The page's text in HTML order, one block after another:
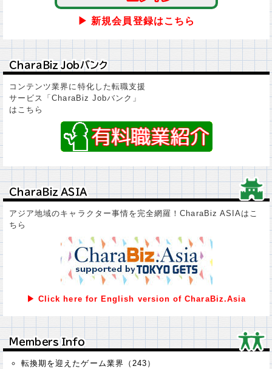
▶ 新規会員登録はこちら
ＣｈａｒａＢｉｚ Ｊｏｂバンク
ＣｈａｒａＢｉｚ Ｊｏｂバンク
コンテンツ業界に特化した転職支援
サービス「CharaBiz Jobバンク」
はこちら
ＣｈａｒａＢｉｚ ＡＳＩＡ
ＣｈａｒａＢｉｚ ＡＳＩＡ
アジア地域のキャラクター事情を完全網羅！CharaBiz ASIAはこ
ちら
▶ Click here for English version of CharaBiz.Asia
Ｍｅｍｂｅｒｓ Ｉｎｆｏ
Ｍｅｍｂｅｒｓ Ｉｎｆｏ
転換期を迎えたゲーム業界（243）